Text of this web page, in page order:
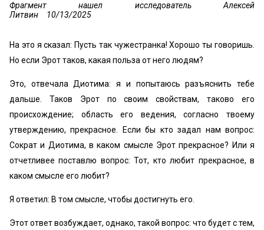
Фрагмент нашел исследователь Алексей
Литвин
10/13/2025
На это я сказал: Пусть так чужестранка! Хорошо ты говоришь.
Но если Эрот таков, какая польза от него людям?
Это, отвечала Диотима: я и попытаюсь разъяснить тебе
дальше. Таков Эрот по своим свойствам, таково его
происхождение; область его ведения, согласно твоему
утверждению, прекрасное. Если бы кто задал нам вопрос:
Сократ и Диотима, в каком смысле Эрот прекрасное? Или я
отчетливее поставлю вопрос: Тот, кто любит прекрасное, в
каком смысле его любит?
Я ответил: В том смысле, чтобы достигнуть его.
Этот ответ возбуждает, однако, такой вопрос: что будет с тем,